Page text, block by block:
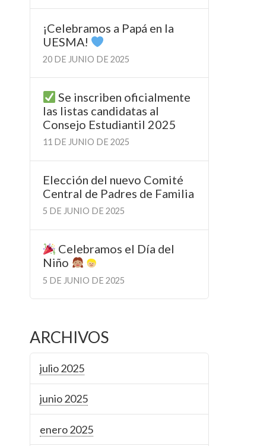
¡Celebramos a Papá en la
UESMA!
20 DE JUNIO DE 2025
Se inscriben oficialmente
las listas candidatas al
Consejo Estudiantil 2025
11 DE JUNIO DE 2025
Elección del nuevo Comité
Central de Padres de Familia
5 DE JUNIO DE 2025
Celebramos el Día del
Niño
5 DE JUNIO DE 2025
ARCHIVOS
julio 2025
junio 2025
enero 2025